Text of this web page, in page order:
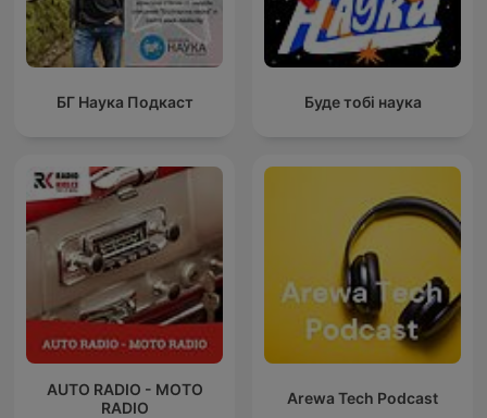
БГ Наука Подкаст Буде тобі наука
AUTO RADIO - MOTO
RADIO
Arewa Tech Podcast